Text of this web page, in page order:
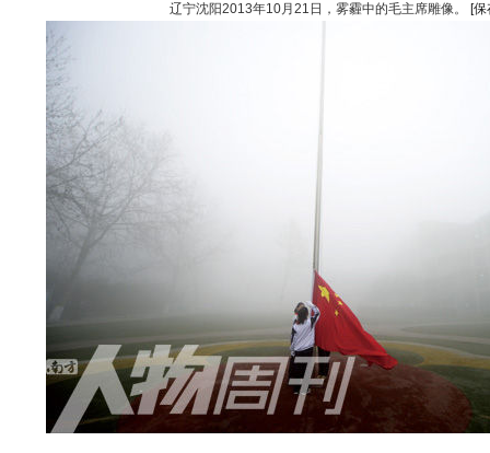
辽宁沈阳2013年10月21日，雾霾中的毛主席雕像。 [